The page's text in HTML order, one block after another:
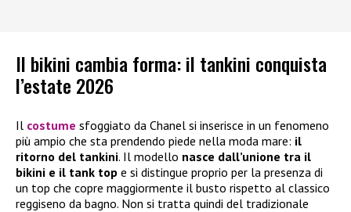
Il bikini cambia forma: il tankini conquista
l’estate 2026
Il costume sfoggiato da Chanel si inserisce in un fenomeno
più ampio che sta prendendo piede nella moda mare: il
ritorno del tankini. Il modello nasce dall’unione tra il
bikini e il tank top e si distingue proprio per la presenza di
un top che copre maggiormente il busto rispetto al classico
reggiseno da bagno. Non si tratta quindi del tradizionale